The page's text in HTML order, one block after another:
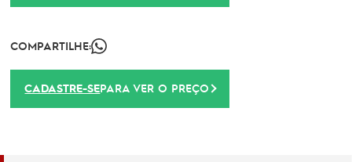
COMPARTILHE:
CADASTRE-SEPARA VER O PREÇO